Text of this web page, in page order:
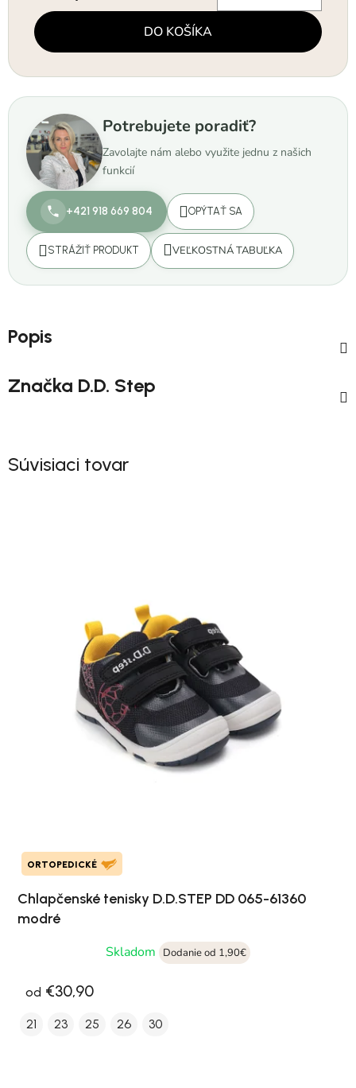
Jednotková cena:
DO KOŠÍKA
Potrebujete poradiť?
Zavolajte nám alebo využite jednu z našich
funkcií
+421 918 669 804 OPÝTAŤ SA
STRÁŽIŤ PRODUKT VEĽKOSTNÁ TABUĽKA
Popis
Značka D.D. Step
Súvisiaci tovar
ORTOPEDICKÉ
Chlapčenské tenisky D.D.STEP DD 065-61360
modré
Skladom
Dodanie od 1,90€
od €30,90
21 23 25 26 30